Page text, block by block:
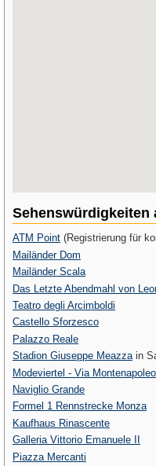
Sehenswürdigkeiten
ATM Point (Registrierung für
Mailänder Dom
Mailänder Scala
Das Letzte Abendmahl von
Teatro degli Arcimboldi
Castello Sforzesco
Palazzo Reale
Stadion Giuseppe Meazzain
Modeviertel - Via
Naviglio Grande
Formel 1 Rennstrecke Monza
Kaufhaus Rinascente
Galleria Vittorio Emanuele II
Piazza Mercanti